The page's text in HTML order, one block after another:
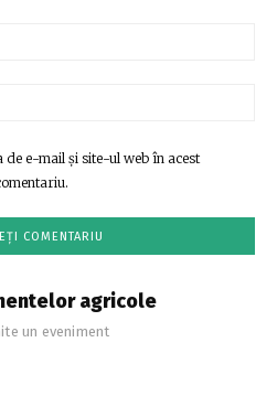
de e-mail și site-ul web în acest
agricole
un eveniment